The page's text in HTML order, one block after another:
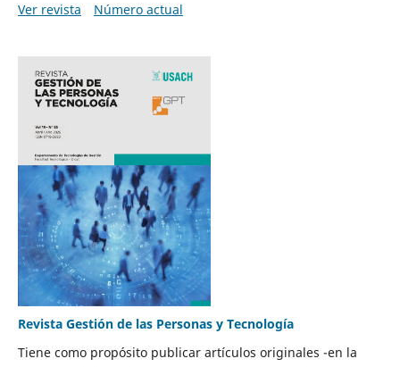
Ver revista
Número actual
Revista Gestión de las Personas y Tecnología
Tiene como propósito publicar artículos originales -en la